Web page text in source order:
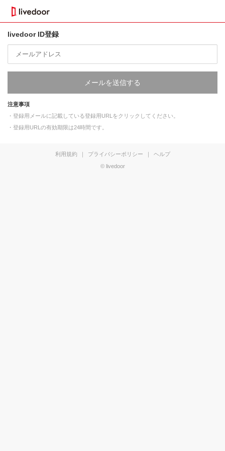
livedoor ID登録
メールを送信する
注意事項
・登録用メールに記載している登録用URLをクリックしてください。
・登録用URLの有効期限は24時間です。
利用規約 ｜ プライバシーポリシー ｜
ヘルプ
© livedoor